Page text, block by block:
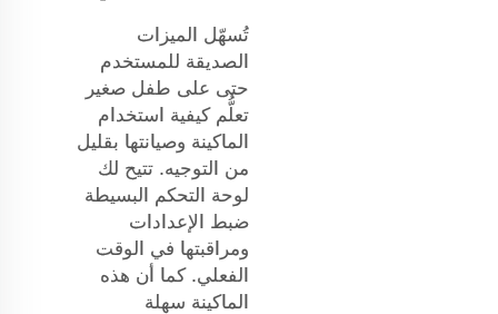
تُسهّل الميزات
الصديقة للمستخدم
حتى على طفل صغير
تعلُّم كيفية استخدام
الماكينة وصيانتها بقليل
من التوجيه. تتيح لك
لوحة التحكم البسيطة
ضبط الإعدادات
ومراقبتها في الوقت
الفعلي. كما أن هذه
الماكينة سهلة